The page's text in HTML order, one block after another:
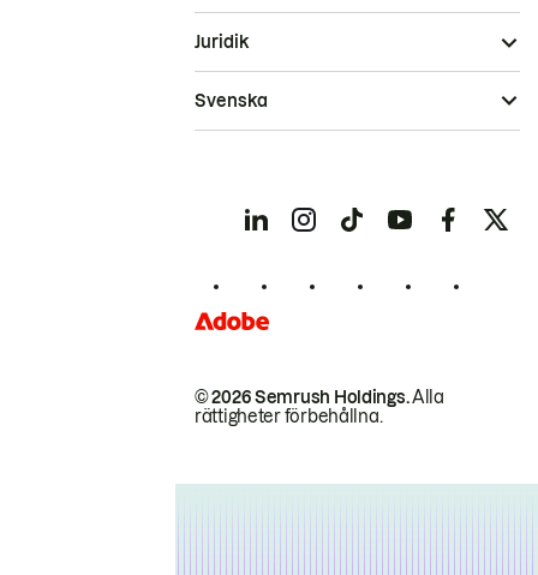
© 2026 Semrush Holdings.Alla
rättigheter förbehållna.
Juridik
Svenska